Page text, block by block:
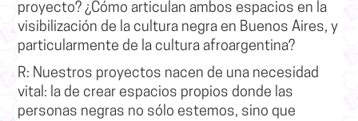
proyecto? ¿Cómo articulan ambos espacios en la
visibilización de la cultura negra en Buenos Aires, y
particularmente de la cultura afroargentina?
R: Nuestros proyectos nacen de una necesidad
vital: la de crear espacios propios donde las
personas negras no sólo estemos, sino que